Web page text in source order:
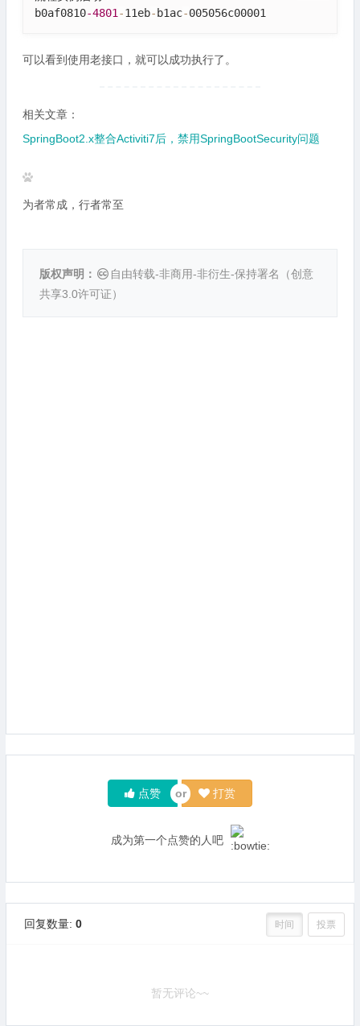
b0af0810-4801 -11eb- b1ac-005056c00001
可以看到使用老接口，就可以成功执行了。
相关文章：
SpringBoot2.x整合Activiti7后，禁用SpringBootSecurity问题
为者常成，行者常至
版权声明： 自由转载-非商用-非衍生-保持署名（创意
共享3.0许可证）
点赞 打赏
成为第一个点赞的人吧
回复数量: 0 时间 投票
暂无评论~~